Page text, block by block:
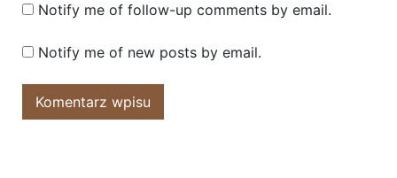
Notify me of follow-up comments by email.
Notify me of new posts by email.